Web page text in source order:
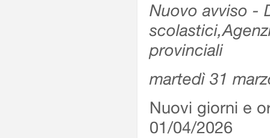
Nuovo avviso -
provinciali
martedì 31
Nuovi giorni e
01/04/2026